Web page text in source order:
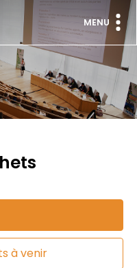
MENU
à venir